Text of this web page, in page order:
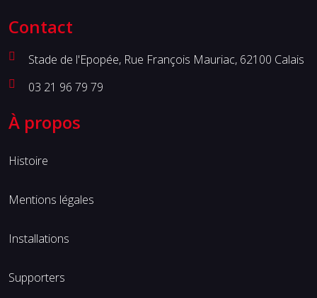
Contact
Stade de l'Epopée, Rue François Mauriac, 62100 Calais
03 21 96 79 79
À propos
Histoire
Mentions légales
Installations
Supporters